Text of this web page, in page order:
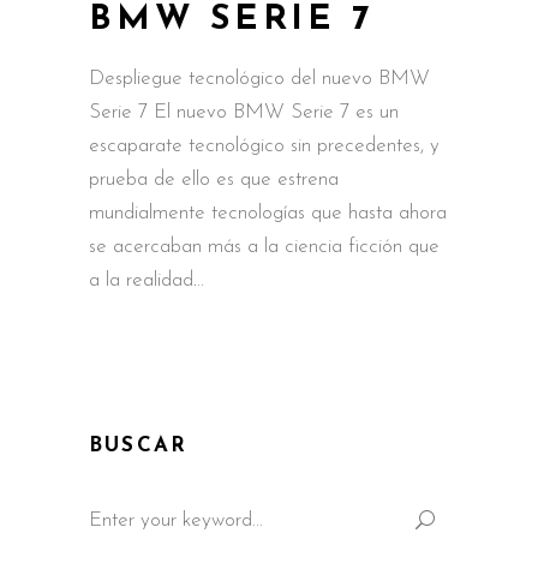
BMW SERIE 7
Despliegue tecnológico del nuevo BMW
Serie 7 El nuevo BMW Serie 7 es un
escaparate tecnológico sin precedentes, y
prueba de ello es que estrena
mundialmente tecnologías que hasta ahora
se acercaban más a la ciencia ficción que
a la realidad.
BUSCAR
for: